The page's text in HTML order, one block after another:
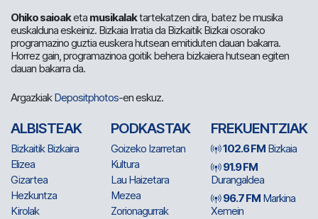
Ohiko saioaketa musikalaktartekatzen dira, batez be musika
euskalduna eskeiniz. Bizkaia Irratia da Bizkaitik Bizkai osorako
programazino guztia euskera hutsean emitiduten dauan bakarra.
Horrez gain, programazinoa goitik behera bizkaiera hutsean egiten
dauan bakarra da.
ArgazkiakDepositphotos-en eskuz.
ALBISTEAK
Bizkaitik Bizkaira
Elizea
Gizartea
Hezkuntza
Kirolak
PODKASTAK
Goizeko Izarretan
Kultura
Lau Haizetara
Mezea
Zorionagurrak
FREKUENTZIAK
102.6 FM Bizkaia
91.9 FM
Durangaldea
96.7 FM Markina
Xemein